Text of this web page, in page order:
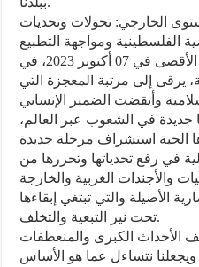
الخارجي: تحولات وتحديات
الفلسطينية ومواجهة التطبيع
إن ما وقع ويقع منذ طوفان الأقصى في 07 أكتوبر 2023، في
يرقى إلى مرتبة المعجزة التي
وأيقضت الضمير الإنساني
جديدة في الشعوب عبر العالم،
الحية استشراف مرحلة جديدة
في رفع تحدياتها وتحررها من
والأجندات الغربية والخارجة
الأصيلة والتي تبتغي إبقاءها
تحت نير التبعية والتخلف.
الكبرى والمنعطفات
ويجعلنا نتساءل عما هو الأساس